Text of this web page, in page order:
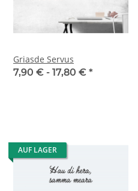
Griasde Servus
7,90 € - 17,80 € *
AUF LAGER